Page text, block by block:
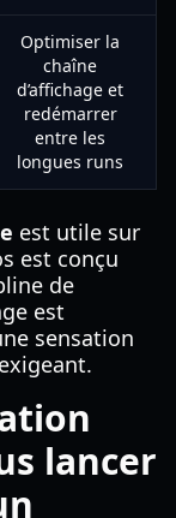
Optimiser la
chaîne
d’affichage et
redémarrer
entre les
longues runs
est utile sur
est conçu
de
est
sensation
lancer